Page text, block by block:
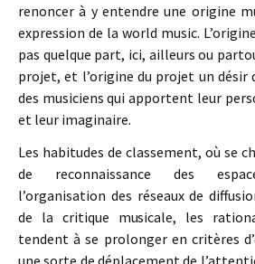
renoncer à y entendre une origine
expression de la world music.
pas quelque part, ici, ailleurs ou
projet, et l’origine du projet un
des musiciens qui apportent leur
et leur imaginaire.
Les habitudes de classement, où se
de reconnaissance des
l’organisation des réseaux de
de la critique musicale, les
tendent à se prolonger en critères